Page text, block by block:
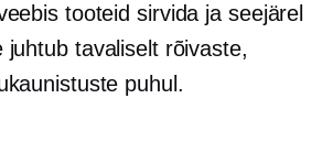
tooteid sirvida ja seejärel
juhtub tavaliselt rõivaste,
puhul.